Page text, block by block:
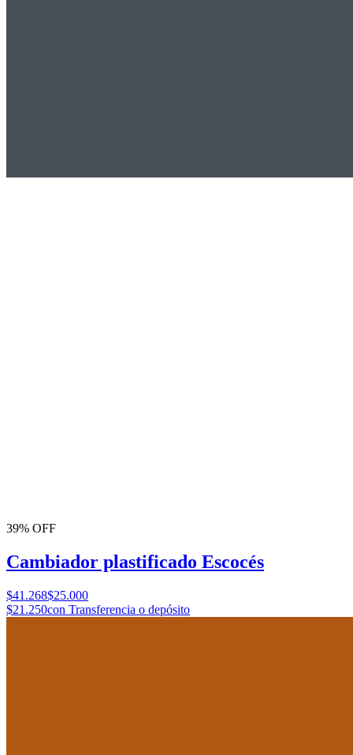
39% OFF
Cambiador plastificado Escocés
$41.268$25.000
$21.250con Transferencia o depósito